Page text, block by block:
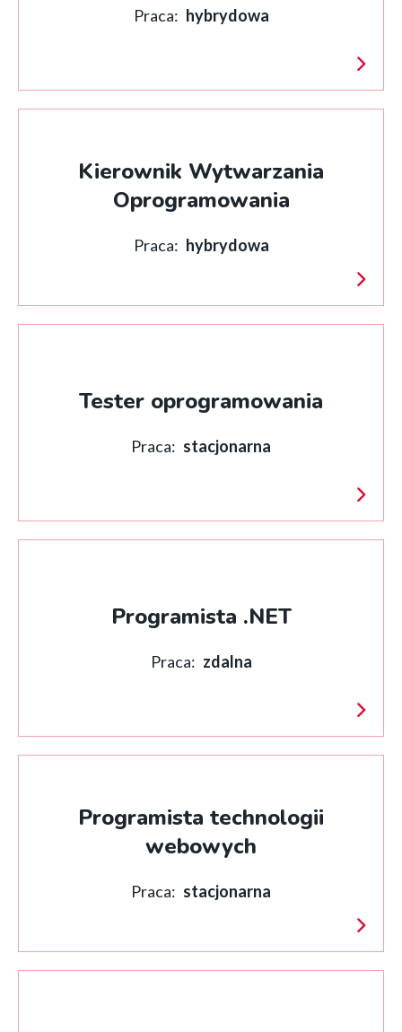
Praca: hybrydowa
Kierownik Wytwarzania
Oprogramowania
Praca: hybrydowa
Tester oprogramowania
Praca: stacjonarna
Programista .NET
Praca: zdalna
Programista technologii
webowych
Praca: stacjonarna